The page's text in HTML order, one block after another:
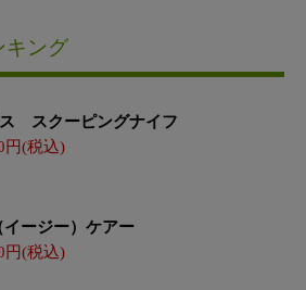
キング
スクーピングナイフ
イージー）ケアー